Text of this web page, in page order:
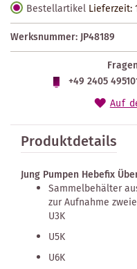
Bestellartikel Lieferzeit:
Werksnummer:JP48189
+49 2405
Auf
Produktdetails
Jung Pumpen Hebefix
Sammelbehälter
zur Aufnahme
U3K
U5K
U6K